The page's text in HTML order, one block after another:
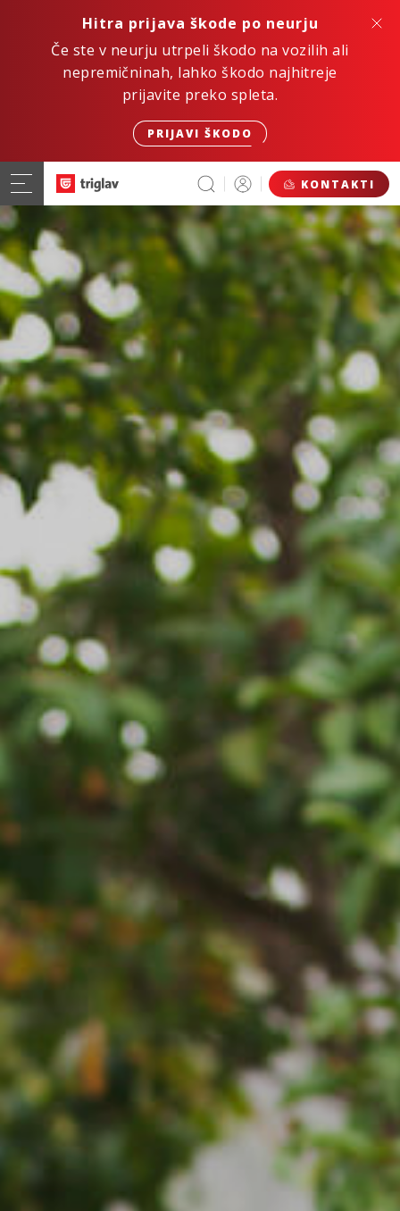
Hitra prijava škode po neurju
Če ste v neurju utrpeli škodo na vozilih ali
nepremičninah, lahko škodo najhitreje
prijavite preko spleta.
PRIJAVI ŠKODO
KONTAKTI